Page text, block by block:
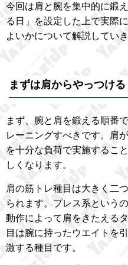
今回は肩と腕を集中的に鍛
る日」を設定した上で実際
よいかについて解説していき
まずは肩からやっつける
まず、腕と肩を鍛える順番
レーニングすべきです。肩
を十分な負荷で実施するこ
しくなります。
肩の筋トレ種目は大きく二
られます。プレス系という
動作によって肩をきたえる
目は腕に持ったウエイトを
激する種目です。